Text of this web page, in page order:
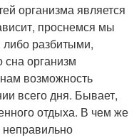
организма является
проснемся мы
разбитыми,
организм
возможность
всего дня. Бывает,
отдыха. В чем же